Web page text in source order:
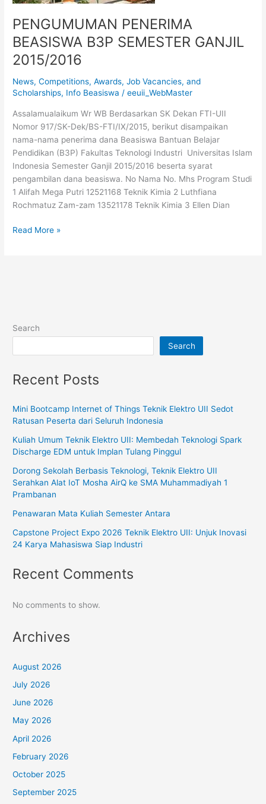
PENGUMUMAN PENERIMA
BEASISWA B3P SEMESTER GANJIL
2015/2016
News,Competitions, Awards, Job Vacancies, and
Scholarships, Info Beasiswa /eeuii_WebMaster
Assalamualaikum Wr WB Berdasarkan SK Dekan FTI-UII
Nomor 917/SK-Dek/BS-FTI/IX/2015, berikut disampaikan
nama-nama penerima dana Beasiswa Bantuan Belajar
Pendidikan (B3P) Fakultas Teknologi Industri Universitas Islam
Indonesia Semester Ganjil 2015/2016 beserta syarat
pengambilan dana beasiswa. No Nama No. Mhs Program Studi
1 Alifah Mega Putri 12521168 Teknik Kimia 2 Luthfiana
Rochmatuz Zam-zam 13521178 Teknik Kimia 3 Ellen Dian
Read More »
Search
Search
Recent Posts
Mini Bootcamp Internet of Things Teknik Elektro UII Sedot
Ratusan Peserta dari Seluruh Indonesia
Kuliah Umum Teknik Elektro UII: Membedah Teknologi Spark
Discharge EDM untuk Implan Tulang Pinggul
Dorong Sekolah Berbasis Teknologi, Teknik Elektro UII
Serahkan Alat IoT Mosha AirQ ke SMA Muhammadiyah 1
Prambanan
Penawaran Mata Kuliah Semester Antara
Capstone Project Expo 2026 Teknik Elektro UII: Unjuk Inovasi
24 Karya Mahasiswa Siap Industri
Recent Comments
No comments to show.
Archives
August 2026
July 2026
June 2026
May 2026
April 2026
February 2026
October 2025
September 2025